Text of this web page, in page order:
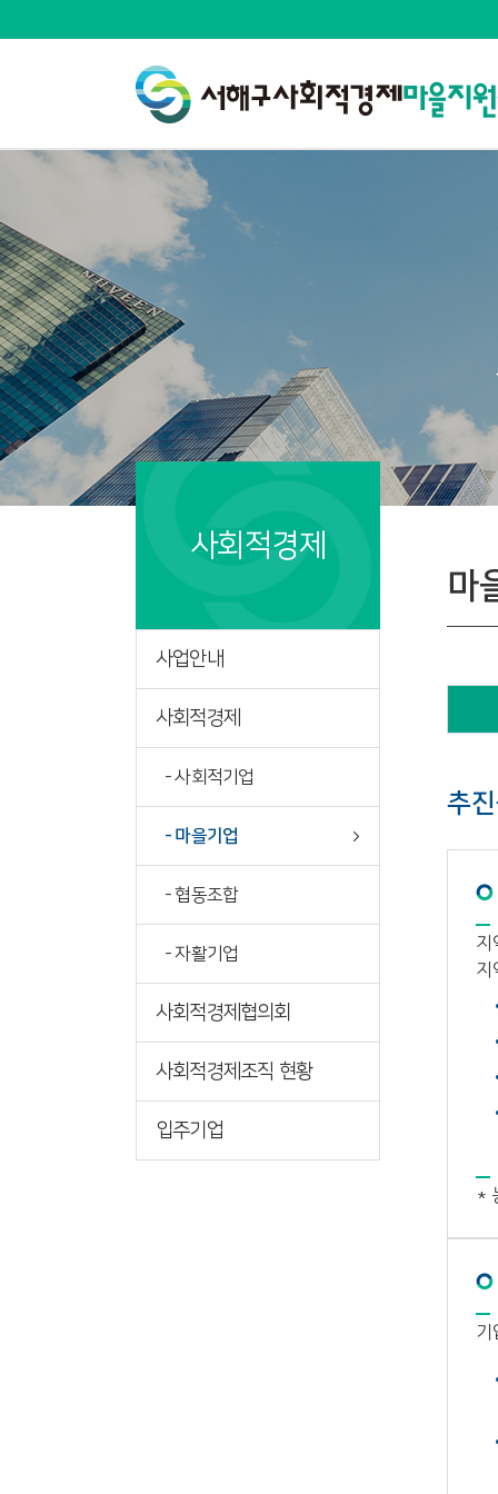
마
추
지
지
*
기
사회적경제
사업안내
사회적경제
- 사회적기업
- 마을기업
- 협동조합
- 자활기업
사회적경제협의회
사회적경제조직 현황
입주기업